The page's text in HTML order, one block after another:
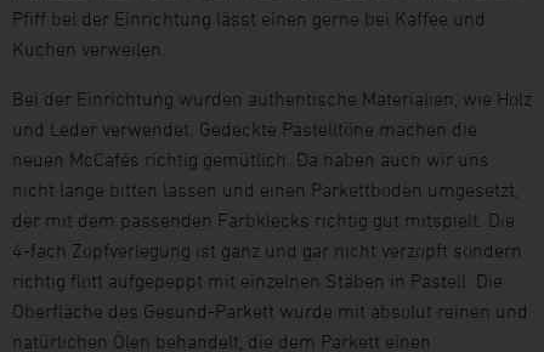
Pfiff bei der Einrichtung lässt einen gerne bei Kaffee und
Kuchen verweilen.
Bei der Einrichtung wurden authentische Materialien, wie Holz
und Leder verwendet. Gedeckte Pastelltöne machen die
neuen McCafés richtig gemütlich. Da haben auch wir uns
nicht lange bitten lassen und einen Parkettboden umgesetzt,
der mit dem passenden Farbklecks richtig gut mitspielt. Die
4-fach Zopfverlegung ist ganz und gar nicht verzopft sondern
richtig flott aufgepeppt mit einzelnen Stäben in Pastell. Die
Oberfläche des Gesund-Parkett wurde mit absolut reinen und
natürlichen Ölen behandelt, die dem Parkett einen